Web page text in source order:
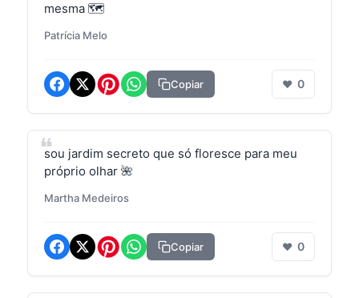
mesma 🗺️
Patrícia Melo
Copiar ❤ 0
sou jardim secreto que só floresce para meu
próprio olhar 🌺
Martha Medeiros
Copiar ❤ 0